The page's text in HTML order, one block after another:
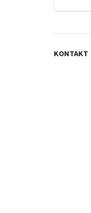
KONTAKT